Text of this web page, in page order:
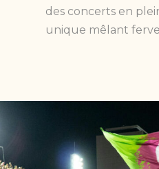
des concerts en
unique mêlant